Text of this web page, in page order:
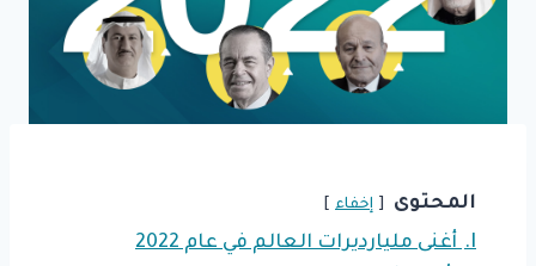
المحتوى إخفاء
I.
أغنى مليارديرات العالم في عام 2022